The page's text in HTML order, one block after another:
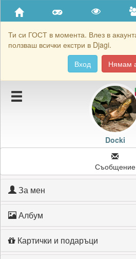
Ти си ГОСТ в момента. Влез в
ползваш всички екстри в Djagi.
Вход
Нямам
Приятели
Хронология на игри
Подаръците на Docki
Docki
Съобщение
За мен
Албум
Картички и подаръци